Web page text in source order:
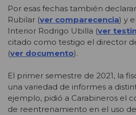
Por esas fechas también
Rubilar (ver comparecencia) y
Interior Rodrigo Ubilla (ver
citado como testigo el director
(ver documento).
El primer semestre de 2021, la
una variedad de informes a
ejemplo, pidió a Carabineros el
de reentrenamiento en el uso